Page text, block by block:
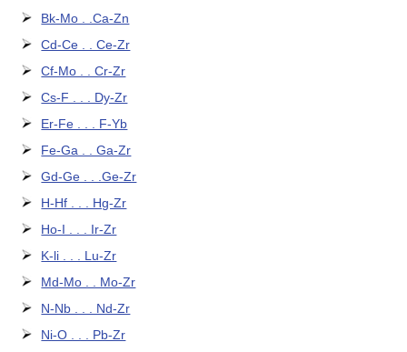
Bk-Mo . .Ca-Zn
Cd-Ce . . Ce-Zr
Cf-Mo . . Cr-Zr
Cs-F . . . Dy-Zr
Er-Fe . . . F-Yb
Fe-Ga . . Ga-Zr
Gd-Ge . . .Ge-Zr
H-Hf . . . Hg-Zr
Ho-I . . . Ir-Zr
K-li . . . Lu-Zr
Md-Mo . . Mo-Zr
N-Nb . . . Nd-Zr
Ni-O . . . Pb-Zr